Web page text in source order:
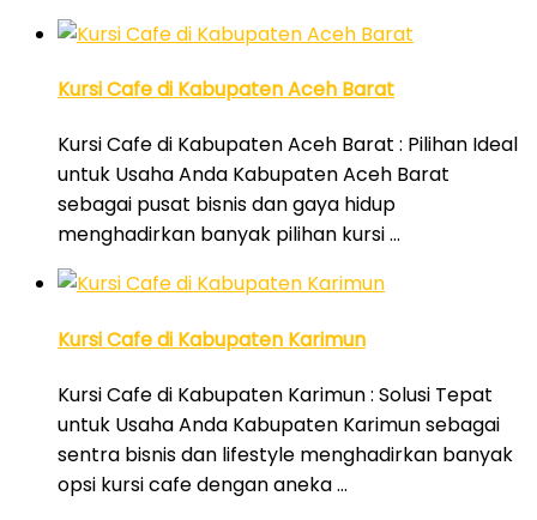
Kursi Cafe di Kabupaten Aceh Barat
Kursi Cafe di Kabupaten Aceh Barat : Pilihan Ideal
untuk Usaha Anda Kabupaten Aceh Barat
sebagai pusat bisnis dan gaya hidup
menghadirkan banyak pilihan kursi …
Kursi Cafe di Kabupaten Karimun
Kursi Cafe di Kabupaten Karimun : Solusi Tepat
untuk Usaha Anda Kabupaten Karimun sebagai
sentra bisnis dan lifestyle menghadirkan banyak
opsi kursi cafe dengan aneka …